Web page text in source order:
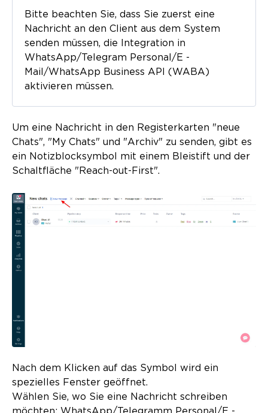
Bitte beachten Sie, dass Sie zuerst eine
Nachricht an den Client aus dem System
senden müssen, die Integration in
WhatsApp/Telegram Personal/E -
Mail/WhatsApp Business API (WABA)
aktivieren müssen.
Um eine Nachricht in den Registerkarten "neue
Chats", "My Chats" und "Archiv" zu senden, gibt es
ein Notizblocksymbol mit einem Bleistift und der
Schaltfläche "Reach-out-First".
Nach dem Klicken auf das Symbol wird ein
spezielles Fenster geöffnet.
Wählen Sie, wo Sie eine Nachricht schreiben